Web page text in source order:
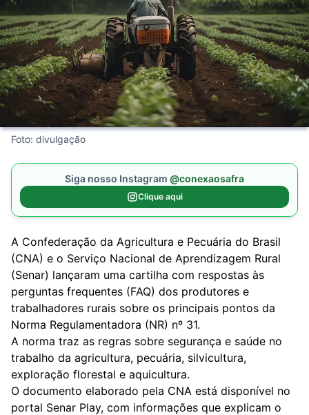
Foto: divulgação
Siga nosso Instagram @conexaosafra
Clique aqui
A Confederação da Agricultura e Pecuária do Brasil
(CNA) e o Serviço Nacional de Aprendizagem Rural
(Senar) lançaram uma cartilha com respostas às
perguntas frequentes (FAQ) dos produtores e
trabalhadores rurais sobre os principais pontos da
Norma Regulamentadora (NR) nº 31.
A norma traz as regras sobre segurança e saúde no
trabalho da agricultura, pecuária, silvicultura,
exploração florestal e aquicultura.
O documento elaborado pela CNA está disponível no
portal Senar Play, com informações que explicam o